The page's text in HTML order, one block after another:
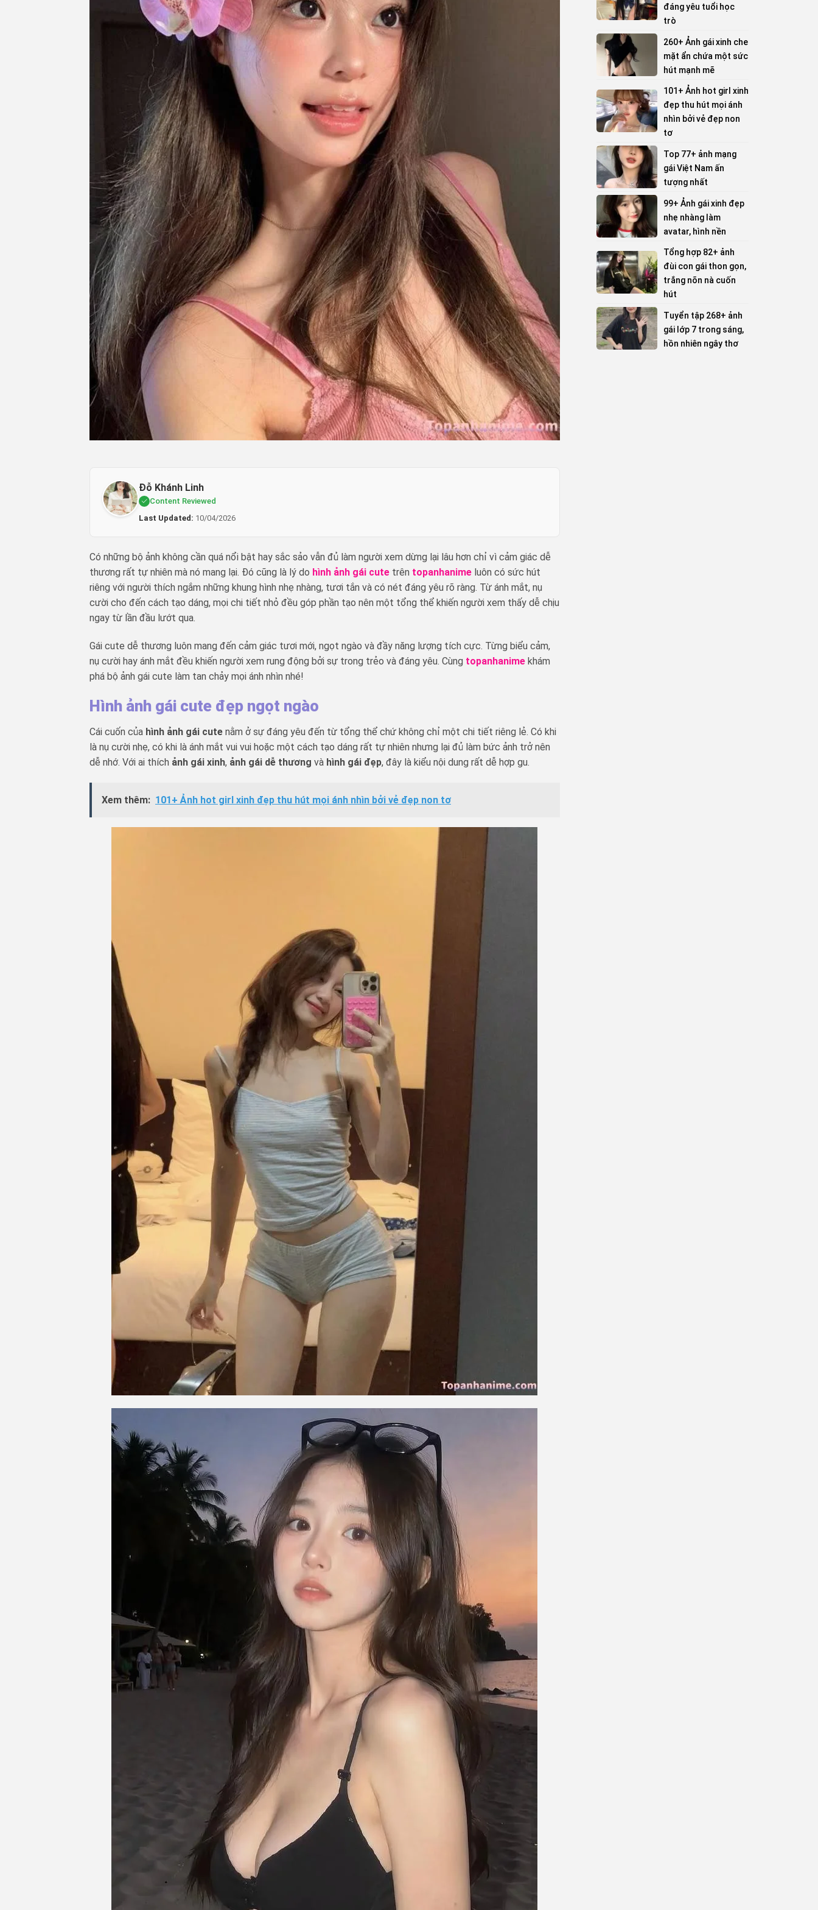
Đỗ Khánh Linh
Content Reviewed
Last Updated: 10/04/2026
Có những bộ ảnh không cần quá nổi bật hay sắc sảo vẫn đủ làm người xem dừng lại lâu hơn chỉ vì cảm giác dễ
thương rất tự nhiên mà nó mang lại. Đó cũng là lý do hình ảnh gái cute trên topanhanime luôn có sức hút
riêng với người thích ngắm những khung hình nhẹ nhàng, tươi tắn và có nét đáng yêu rõ ràng. Từ ánh mắt, nụ
cười cho đến cách tạo dáng, mọi chi tiết nhỏ đều góp phần tạo nên một tổng thể khiến người xem thấy dễ chịu
ngay từ lần đầu lướt qua.
Gái cute dễ thương luôn mang đến cảm giác tươi mới, ngọt ngào và đầy năng lượng tích cực. Từng biểu cảm,
nụ cười hay ánh mắt đều khiến người xem rung động bởi sự trong trẻo và đáng yêu. Cùng topanhanime khám
phá bộ ảnh gái cute làm tan chảy mọi ánh nhìn nhé!
Hình ảnh gái cute đẹp ngọt ngào
Cái cuốn của hình ảnh gái cute nằm ở sự đáng yêu đến từ tổng thể chứ không chỉ một chi tiết riêng lẻ. Có khi
là nụ cười nhẹ, có khi là ánh mắt vui vui hoặc một cách tạo dáng rất tự nhiên nhưng lại đủ làm bức ảnh trở nên
dễ nhớ. Với ai thích ảnh gái xinh, ảnh gái dễ thương và hình gái đẹp, đây là kiểu nội dung rất dễ hợp gu.
Xem thêm: 101+ Ảnh hot girl xinh đẹp thu hút mọi ánh nhìn bởi vẻ đẹp non tơ
đáng yêu tuổi học
trò
260+ Ảnh gái xinh che
mặt ẩn chứa một sức
hút mạnh mẽ
101+ Ảnh hot girl xinh
đẹp thu hút mọi ánh
nhìn bởi vẻ đẹp non
tơ
Top 77+ ảnh mạng
gái Việt Nam ấn
tượng nhất
99+ Ảnh gái xinh đẹp
nhẹ nhàng làm
avatar, hình nền
Tổng hợp 82+ ảnh
đùi con gái thon gọn,
trắng nõn nà cuốn
hút
Tuyển tập 268+ ảnh
gái lớp 7 trong sáng,
hồn nhiên ngây thơ